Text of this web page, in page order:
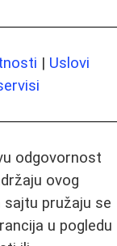
| Uslovi
odgovornost
ovog
pružaju se
u pogledu